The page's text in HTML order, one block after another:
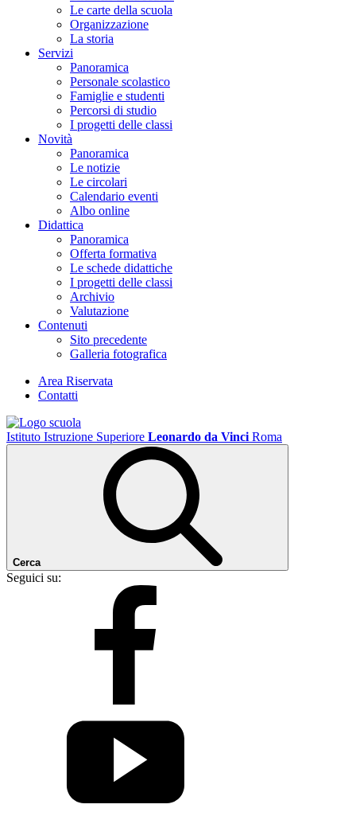
Le carte della scuola
Organizzazione
La storia
Servizi
Panoramica
Personale scolastico
Famiglie e studenti
Percorsi di studio
I progetti delle classi
Novità
Panoramica
Le notizie
Le circolari
Calendario eventi
Albo online
Didattica
Panoramica
Offerta formativa
Le schede didattiche
I progetti delle classi
Archivio
Valutazione
Contenuti
Sito precedente
Galleria fotografica
Area Riservata
Contatti
Istituto Istruzione Superiore Leonardo da Vinci Roma
Cerca
Seguici su: